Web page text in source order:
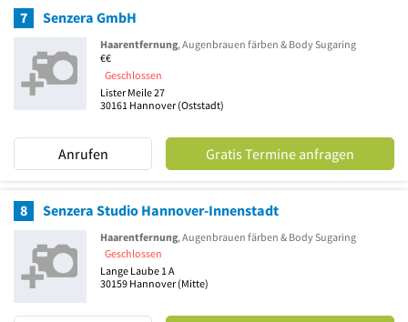
7 Senzera GmbH
Haarentfernung, Augenbrauen färben & Body Sugaring
€€
Geschlossen
Lister Meile 27
30161 Hannover(Oststadt)
Anrufen Gratis Termine anfragen
8 Senzera Studio Hannover-Innenstadt
Haarentfernung, Augenbrauen färben & Body Sugaring
Geschlossen
Lange Laube 1 A
30159 Hannover(Mitte)